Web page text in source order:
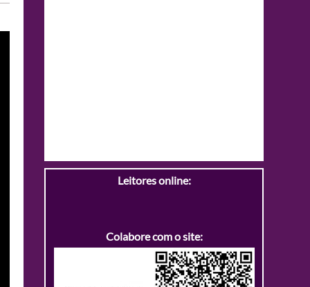
Leitores online:
Colabore com o site: